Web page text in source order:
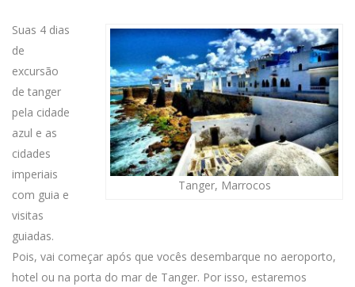
Tanger, Marrocos
Suas 4 dias
de
excursão
de tanger
pela cidade
azul e as
cidades
imperiais
com guia e
visitas
guiadas.
Pois, vai começar após que vocês desembarque no aeroporto,
hotel ou na porta do mar de Tanger. Por isso, estaremos